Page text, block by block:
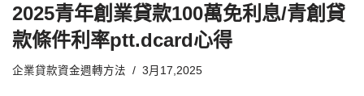
2025青年創業貸款100萬免利息/青創貸
款條件利率ptt.dcard心得
企業貸款資金週轉方法 3月17,2025